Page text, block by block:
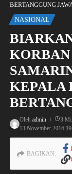
BERTANGGUNG
NASIONAL
KEPALA
Oleh admin 3
13 November 2016
BAGIKAN: